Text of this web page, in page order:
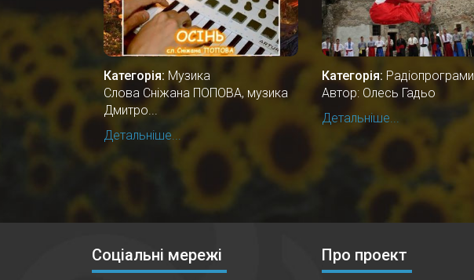
Категорія: Музика
Cлова Сніжана ПОПОВА, музика
Дмитро...
Детальніше...
Категорія: Радіопрограми
Автор: Олесь Гадьо
Детальніше...
Соціальні мережі Про проект